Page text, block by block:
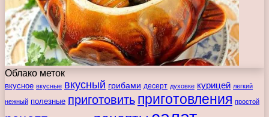
Облако меток
вкусное вкусные вкусный грибами десерт духовке курицей легкий
нежный полезные приготовить приготовления простой